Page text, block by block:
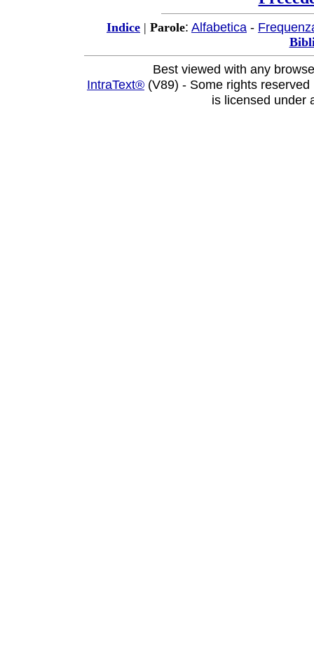
Indice | Parole: Alfabetica -
Best viewed with any
IntraText® (V89) - Some rights
is licensed under